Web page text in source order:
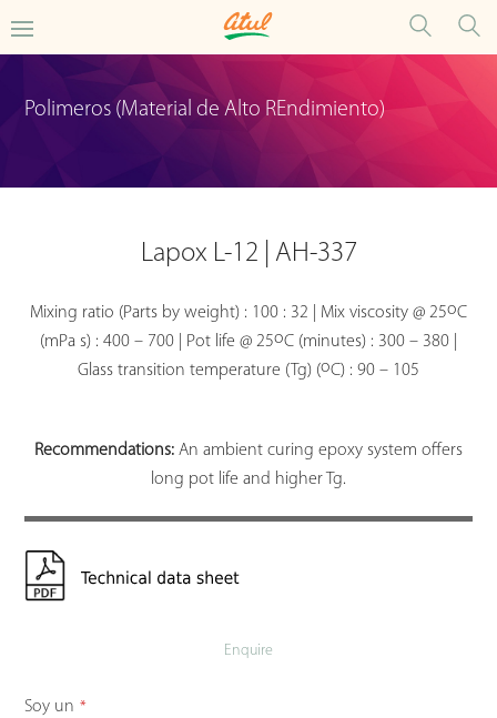
Polimeros (Material de Alto REndimiento)
Lapox L-12 | AH-337
Mixing ratio (Parts by weight) : 100 : 32 | Mix viscosity @ 25oC
(mPa s) : 400 – 700 | Pot life @ 25oC (minutes) : 300 – 380 |
Glass transition temperature (Tg) (oC) : 90 – 105
Recommendations: An ambient curing epoxy system offers
long pot life and higher Tg.
Enquire
Soy un *